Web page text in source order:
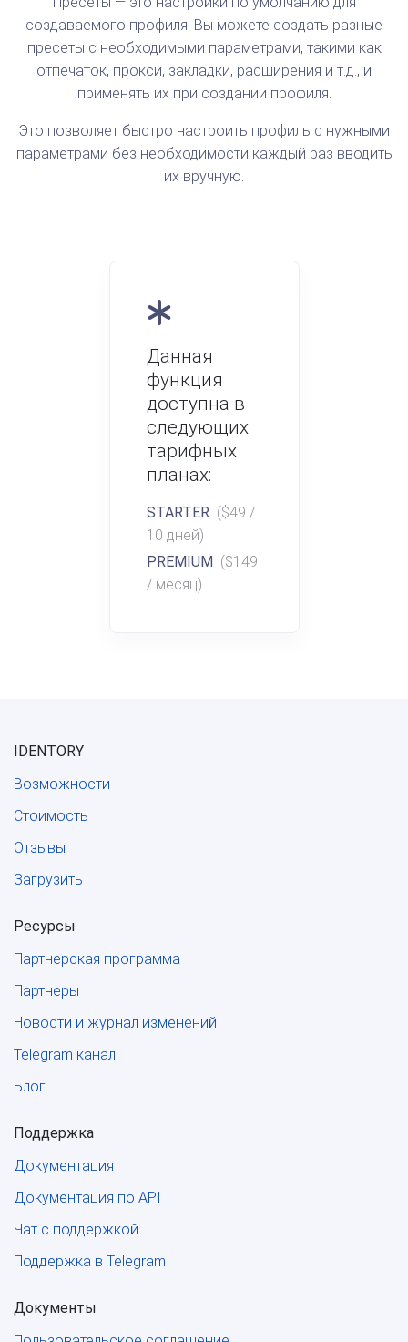
создаваемого профиля. Вы можете создать разные
пресеты с необходимыми параметрами, такими как
отпечаток, прокси, закладки, расширения и т.д., и
применять их при создании профиля.
Это позволяет быстро настроить профиль с нужными
параметрами без необходимости каждый раз вводить
их вручную.
Данная
функция
доступна в
следующих
тарифных
планах:
STARTER ($49 /
10 дней)
PREMIUM ($149
/ месяц)
IDENTORY
Возможности
Стоимость
Отзывы
Загрузить
Ресурсы
Партнерская программа
Партнеры
Новости и журнал изменений
Telegram канал
Блог
Поддержка
Документация
Документация по API
Чат с поддержкой
Поддержка в Telegram
Документы